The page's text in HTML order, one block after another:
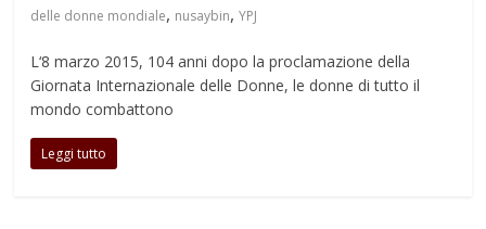
delle donne mondiale, nusaybin,YPJ
L‘8 marzo 2015, 104 anni dopo la proclamazione della
Giornata Internazionale delle Donne, le donne di tutto il
mondo combattono
Leggi tutto